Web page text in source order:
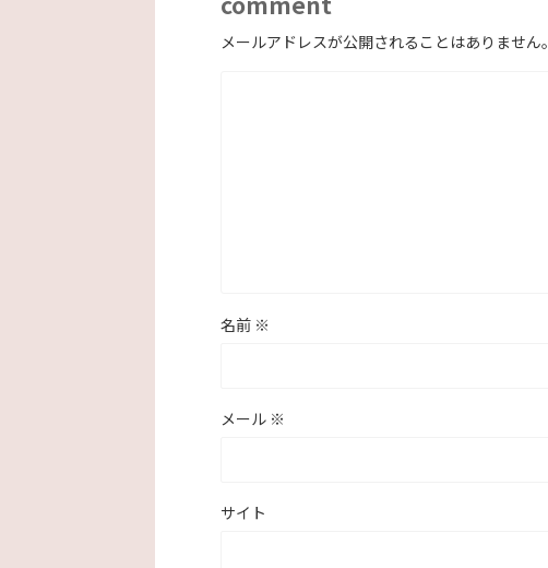
メールアドレスが公開されることはありません。
名前 ※
メール ※
サイト